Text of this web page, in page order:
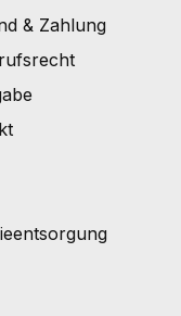
& Zahlung